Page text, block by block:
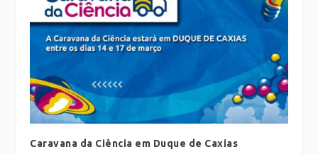
Caravana da Ciência em Duque de Caxias